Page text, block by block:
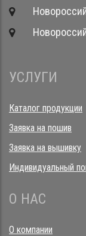
УСЛУГИ
Каталог продукции
Заявка на пошив
Заявка на вышивку
Индивидуальный
О НАС
О компании